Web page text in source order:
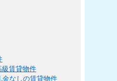
級賃貸物件
金なしの賃貸物件